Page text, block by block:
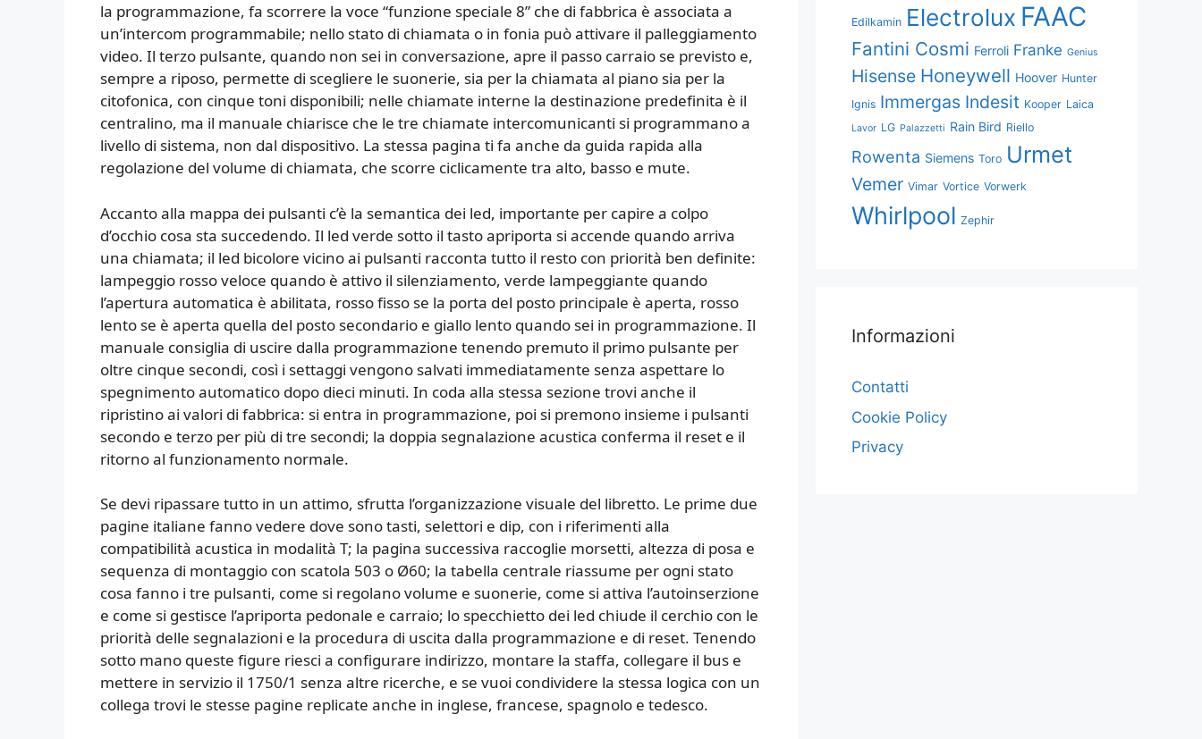
la programmazione, fa scorrere la voce “funzione speciale 8” che di fabbrica è associata a
un’intercom programmabile; nello stato di chiamata o in fonia può attivare il palleggiamento
video. Il terzo pulsante, quando non sei in conversazione, apre il passo carraio se previsto e,
sempre a riposo, permette di scegliere le suonerie, sia per la chiamata al piano sia per la
citofonica, con cinque toni disponibili; nelle chiamate interne la destinazione predefinita è il
centralino, ma il manuale chiarisce che le tre chiamate intercomunicanti si programmano a
livello di sistema, non dal dispositivo. La stessa pagina ti fa anche da guida rapida alla
regolazione del volume di chiamata, che scorre ciclicamente tra alto, basso e mute.
Accanto alla mappa dei pulsanti c’è la semantica dei led, importante per capire a colpo
d’occhio cosa sta succedendo. Il led verde sotto il tasto apriporta si accende quando arriva
una chiamata; il led bicolore vicino ai pulsanti racconta tutto il resto con priorità ben definite:
lampeggio rosso veloce quando è attivo il silenziamento, verde lampeggiante quando
l’apertura automatica è abilitata, rosso fisso se la porta del posto principale è aperta, rosso
lento se è aperta quella del posto secondario e giallo lento quando sei in programmazione. Il
manuale consiglia di uscire dalla programmazione tenendo premuto il primo pulsante per
oltre cinque secondi, così i settaggi vengono salvati immediatamente senza aspettare lo
spegnimento automatico dopo dieci minuti. In coda alla stessa sezione trovi anche il
ripristino ai valori di fabbrica: si entra in programmazione, poi si premono insieme i pulsanti
secondo e terzo per più di tre secondi; la doppia segnalazione acustica conferma il reset e il
ritorno al funzionamento normale.
Se devi ripassare tutto in un attimo, sfrutta l’organizzazione visuale del libretto. Le prime due
pagine italiane fanno vedere dove sono tasti, selettori e dip, con i riferimenti alla
compatibilità acustica in modalità T; la pagina successiva raccoglie morsetti, altezza di posa e
sequenza di montaggio con scatola 503 o Ø60; la tabella centrale riassume per ogni stato
cosa fanno i tre pulsanti, come si regolano volume e suonerie, come si attiva l’autoinserzione
e come si gestisce l’apriporta pedonale e carraio; lo specchietto dei led chiude il cerchio con le
priorità delle segnalazioni e la procedura di uscita dalla programmazione e di reset. Tenendo
sotto mano queste figure riesci a configurare indirizzo, montare la staffa, collegare il bus e
mettere in servizio il 1750/1 senza altre ricerche, e se vuoi condividere la stessa logica con un
collega trovi le stesse pagine replicate anche in inglese, francese, spagnolo e tedesco.
Edilkamin Electrolux FAAC
Fantini Cosmi Ferroli Franke Genius
Hisense Honeywell Hoover Hunter
Ignis Immergas Indesit Kooper Laica
Lavor LG Palazzetti Rain Bird Riello
Rowenta Siemens Toro Urmet
Vemer Vimar Vortice Vorwerk
Whirlpool Zephir
Informazioni
Contatti
Cookie Policy
Privacy